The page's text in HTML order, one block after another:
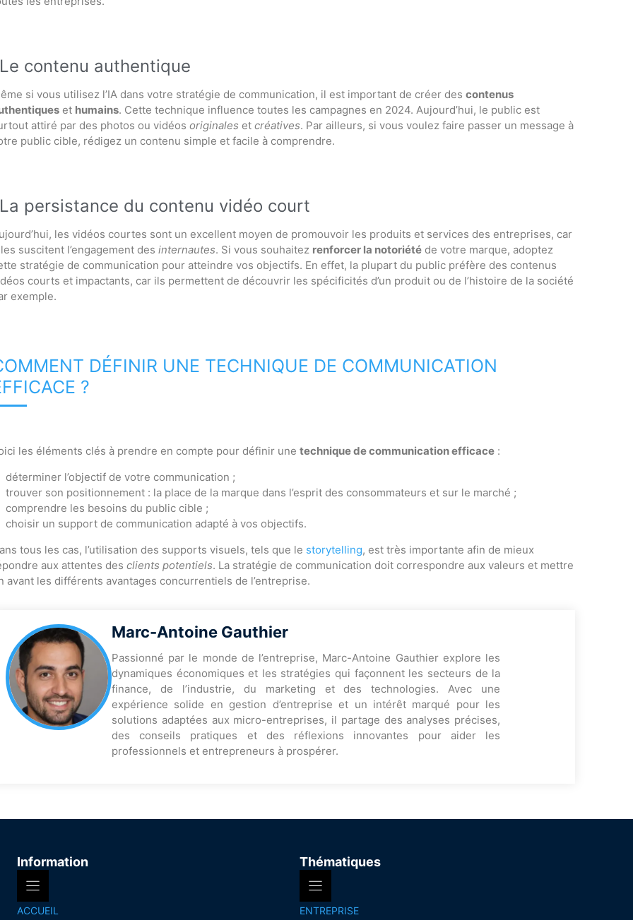
Le contenu authentique
si vous utilisez l’IA dans votre stratégie de communication, il est important de créer des contenus
et humains. Cette technique influence toutes les campagnes en 2024. Aujourd’hui, le public est
attiré par des photos ou vidéos originales et créatives. Par ailleurs, si vous voulez faire passer un message à
public cible, rédigez un contenu simple et facile à comprendre.
La persistance du contenu vidéo court
les vidéos courtes sont un excellent moyen de promouvoir les produits et services des entreprises, car
suscitent l’engagement des internautes. Si vous souhaitez renforcer la notoriété de votre marque, adoptez
stratégie de communication pour atteindre vos objectifs. En effet, la plupart du public préfère des contenus
courts et impactants, car ils permettent de découvrir les spécificités d’un produit ou de l’histoire de la société
exemple.
DÉFINIR UNE TECHNIQUE DE COMMUNICATION
?
les éléments clés à prendre en compte pour définir une technique de communication efficace :
déterminer l’objectif de votre communication ;
trouver son positionnement : la place de la marque dans l’esprit des consommateurs et sur le marché ;
comprendre les besoins du public cible ;
choisir un support de communication adapté à vos objectifs.
tous les cas, l’utilisation des supports visuels, tels que le storytelling, est très importante afin de mieux
aux attentes des clients potentiels. La stratégie de communication doit correspondre aux valeurs et mettre
avant les différents avantages concurrentiels de l’entreprise.
Marc-Antoine Gauthier
Passionné par le monde de l’entreprise, Marc-Antoine Gauthier explore les
dynamiques économiques et les stratégies qui façonnent les secteurs de la
finance, de l’industrie, du marketing et des technologies. Avec une
expérience solide en gestion d’entreprise et un intérêt marqué pour les
solutions adaptées aux micro-entreprises, il partage des analyses précises,
des conseils pratiques et des réflexions innovantes pour aider les
professionnels et entrepreneurs à prospérer.
Information
ACCUEIL
Thématiques
ENTREPRISE